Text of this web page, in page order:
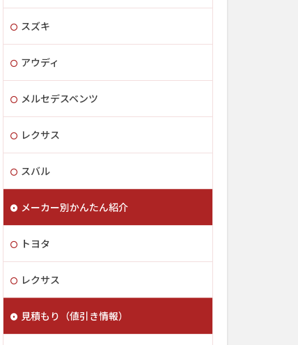
スズキ
アウディ
メルセデスベンツ
レクサス
スバル
メーカー別かんたん紹介
トヨタ
レクサス
見積もり（値引き情報）